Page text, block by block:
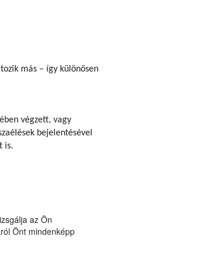
más – így különösen
végzett, vagy
bejelentésével
is.
az Ön
Önt mindenképp